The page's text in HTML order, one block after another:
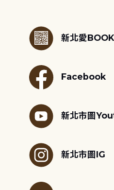
新北愛
Facebook
新北市圖
新北市圖IG